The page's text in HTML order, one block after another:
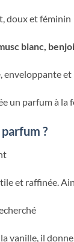
doux et féminin
blanc,
enveloppante
un parfum à la
?
et raffinée.
vanille, il